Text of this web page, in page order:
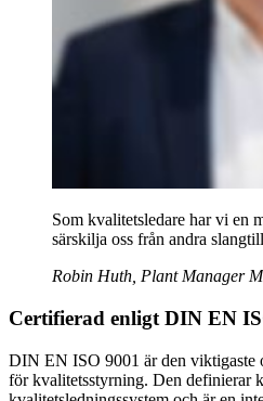
Som kvalitetsledare har vi en
särskilja oss från andra
Robin Huth, Plant Manager
Certifierad enligt DIN EN
DIN EN ISO 9001 är den viktigaste
för kvalitetsstyrning. Den definierar